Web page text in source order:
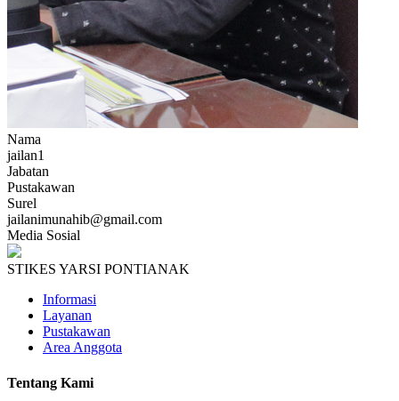
Nama
jailan1
Jabatan
Pustakawan
Surel
jailanimunahib@gmail.com
Media Sosial
STIKES YARSI PONTIANAK
Informasi
Layanan
Pustakawan
Area Anggota
Tentang Kami